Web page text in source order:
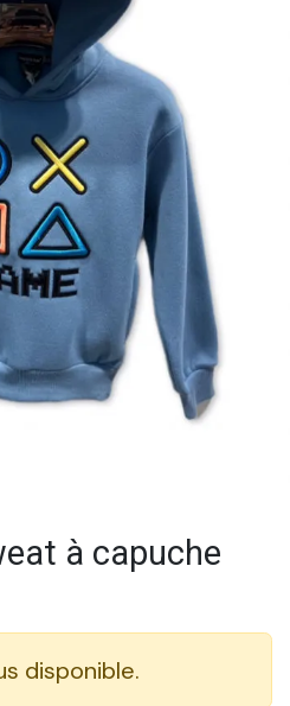
à capuche
disponible.